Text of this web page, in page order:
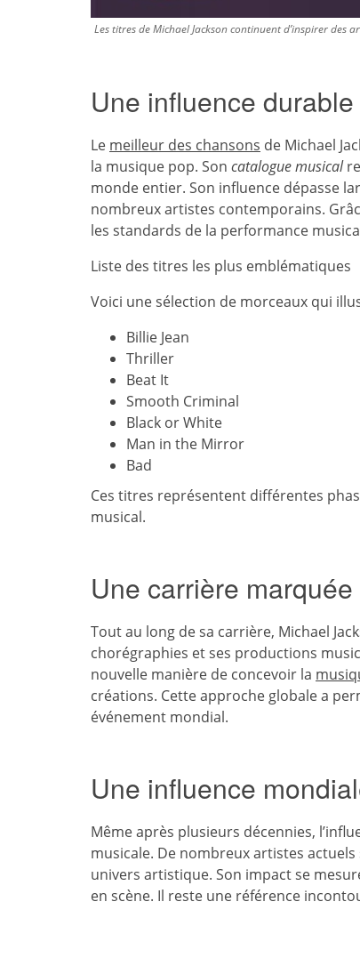
Les titres de Michael Jackson continuent d’inspirer des
Une influence
Le meilleur des chansons de Michael
la musique pop. Son catalogue musical
monde entier. Son influence dépasse
nombreux artistes contemporains.
les standards de la performance
Liste des titres les plus emblématiques
Voici une sélection de morceaux qui
Billie Jean
Thriller
Beat It
Smooth Criminal
Black or White
Man in the Mirror
Bad
Ces titres représentent différentes
musical.
Une carrière
Tout au long de sa carrière, Michael
chorégraphies et ses productions
nouvelle manière de concevoir la
créations. Cette approche globale a
événement mondial.
Une influence
Même après plusieurs décennies,
musicale. De nombreux artistes
univers artistique. Son impact se
en scène. Il reste une référence